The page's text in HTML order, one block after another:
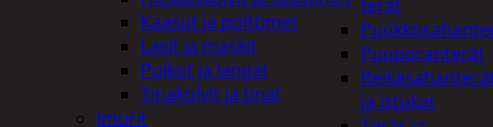
terät
Puuporanterät
ja istukat
Kaasut ja polttimet
Lasit ja maskit
Puikot ja langat
Tinakolvit ja tinat
Imurit